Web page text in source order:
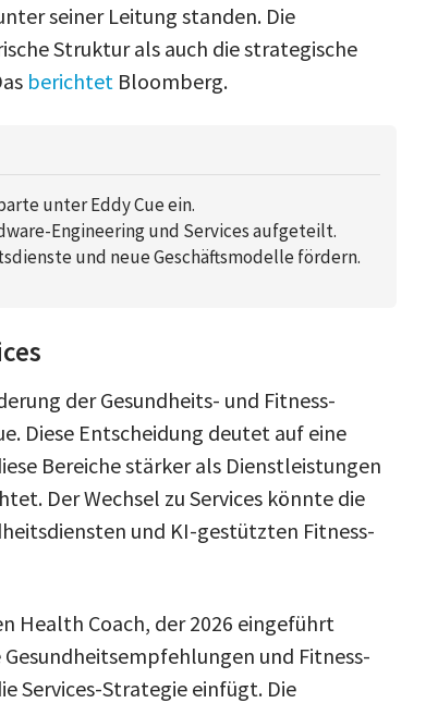
seiner Leitung standen. Die
Struktur als auch die strategische
berichtet Bloomberg.
unter Eddy Cue ein.
Engineering und Services aufgeteilt.
und neue Geschäftsmodelle fördern.
der Gesundheits- und Fitness-
Diese Entscheidung deutet auf eine
Bereiche stärker als Dienstleistungen
Der Wechsel zu Services könnte die
und KI-gestützten Fitness-
Health Coach, der 2026 eingeführt
und Fitness-
Services-Strategie einfügt. Die